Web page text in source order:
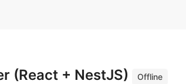
(React + NestJS)
Offline